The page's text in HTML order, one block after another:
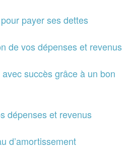
payer ses dettes
de vos dépenses et revenus
succès grâce à un bon
dépenses et revenus
d’amortissement